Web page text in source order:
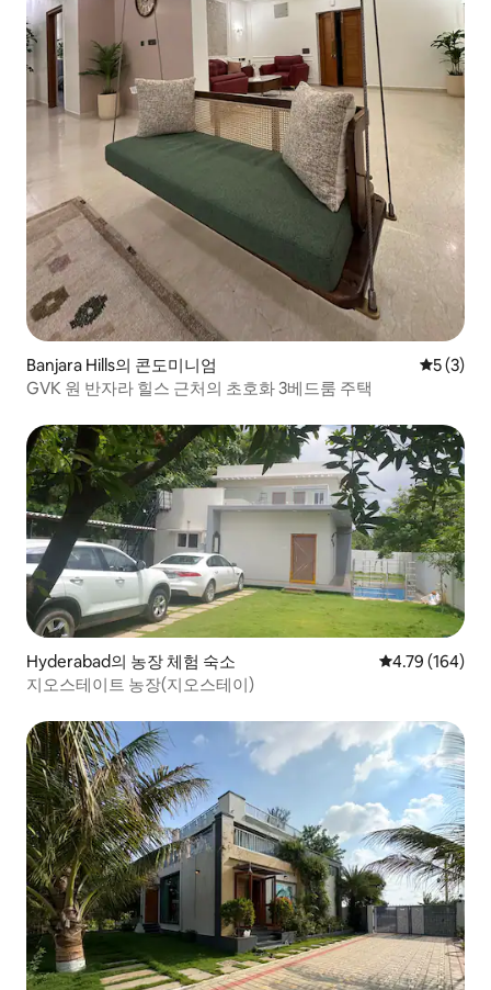
Banjara Hills의 콘도미니엄 평점 5점
5 (3)
GVK 원 반자라 힐스 근처의 초호화 3베드룸 주택
Hyderabad의 농장 체험 숙소 평점 4.79점(5
4.79 (164)
지오스테이트 농장(지오스테이)